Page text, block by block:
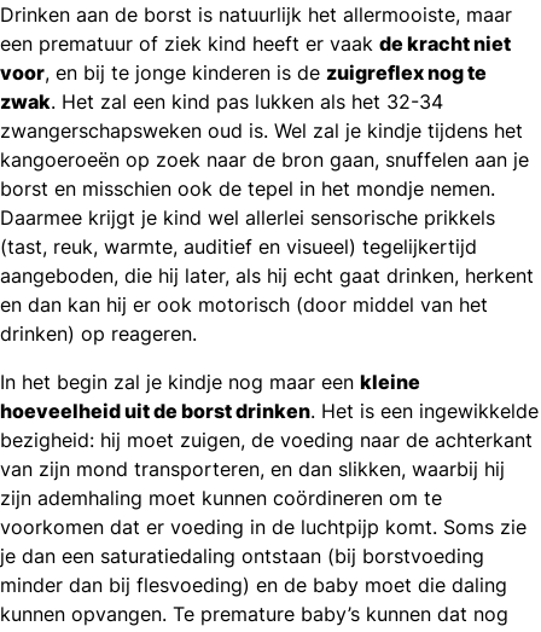
Drinken aan de borst is natuurlijk het allermooiste, maar
een prematuur of ziek kind heeft er vaak de kracht niet
voor, en bij te jonge kinderen is de zuigreflex nog te
zwak. Het zal een kind pas lukken als het 32-34
zwangerschapsweken oud is. Wel zal je kindje tijdens het
kangoeroeën op zoek naar de bron gaan, snuffelen aan je
borst en misschien ook de tepel in het mondje nemen.
Daarmee krijgt je kind wel allerlei sensorische prikkels
(tast, reuk, warmte, auditief en visueel) tegelijkertijd
aangeboden, die hij later, als hij echt gaat drinken, herkent
en dan kan hij er ook motorisch (door middel van het
drinken) op reageren.
In het begin zal je kindje nog maar een kleine
hoeveelheid uit de borst drinken. Het is een ingewikkelde
bezigheid: hij moet zuigen, de voeding naar de achterkant
van zijn mond transporteren, en dan slikken, waarbij hij
zijn ademhaling moet kunnen coördineren om te
voorkomen dat er voeding in de luchtpijp komt. Soms zie
je dan een saturatiedaling ontstaan (bij borstvoeding
minder dan bij flesvoeding) en de baby moet die daling
kunnen opvangen. Te premature baby’s kunnen dat nog